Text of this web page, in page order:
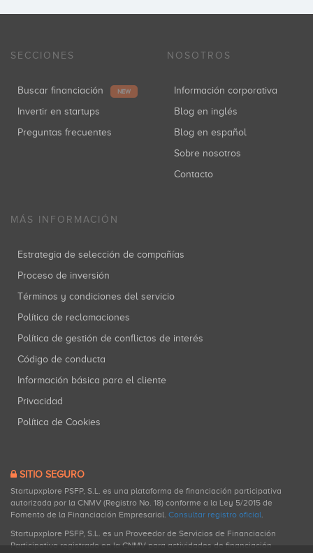
SECCIONES
Buscar financiación NEW
Invertir en startups
Preguntas frecuentes
NOSOTROS
Información corporativa
Blog en inglés
Blog en español
Sobre nosotros
Contacto
MÁS INFORMACIÓN
Estrategia de selección de compañías
Proceso de inversión
Términos y condiciones del servicio
Política de reclamaciones
Política de gestión de conflictos de interés
Código de conducta
Información básica para el cliente
Privacidad
Política de Cookies
SITIO SEGURO
Startupxplore PSFP, S.L. es una plataforma de financiación participativa
autorizada por la CNMV (Registro No. 18) conforme a la Ley 5/2015 de
Fomento de la Financiación Empresarial. Consultar registro oficial.
Startupxplore PSFP, S.L. es un Proveedor de Servicios de Financiación
Participativa registrado en la CNMV para actividades de financiación